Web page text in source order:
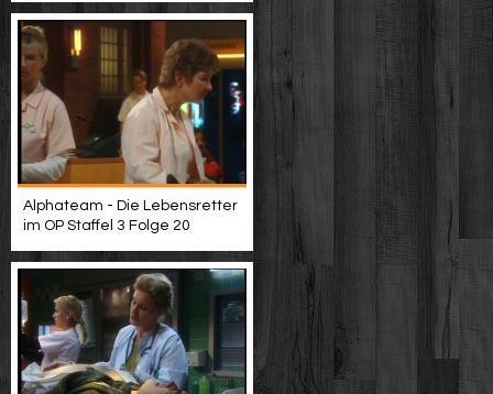
Alphateam - Die Lebensretter
im OP Staffel 3 Folge 20